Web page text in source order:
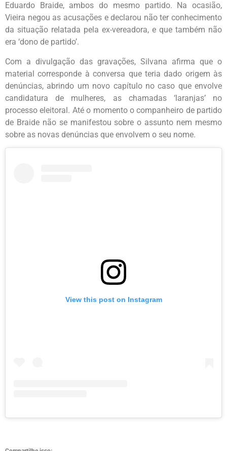
Eduardo Braide, ambos do mesmo partido. Na ocasião,
Vieira negou as acusações e declarou não ter conhecimento
da situação relatada pela ex-vereadora, e que também não
era ‘dono de partido’.
Com a divulgação das gravações, Silvana afirma que o
material corresponde à conversa que teria dado origem às
denúncias, abrindo um novo capítulo no caso que envolve
candidatura de mulheres, as chamadas ‘laranjas’ no
processo eleitoral. Até o momento o companheiro de partido
de Braide não se manifestou sobre o assunto nem mesmo
sobre as novas denúncias que envolvem o seu nome.
View this post on Instagram